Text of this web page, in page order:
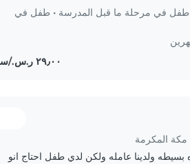
طفل في مرحلة ما قبل المدرسة • طفل في
المكرمة
ولدينا عامله ولكن لدي طفل احتاج انو